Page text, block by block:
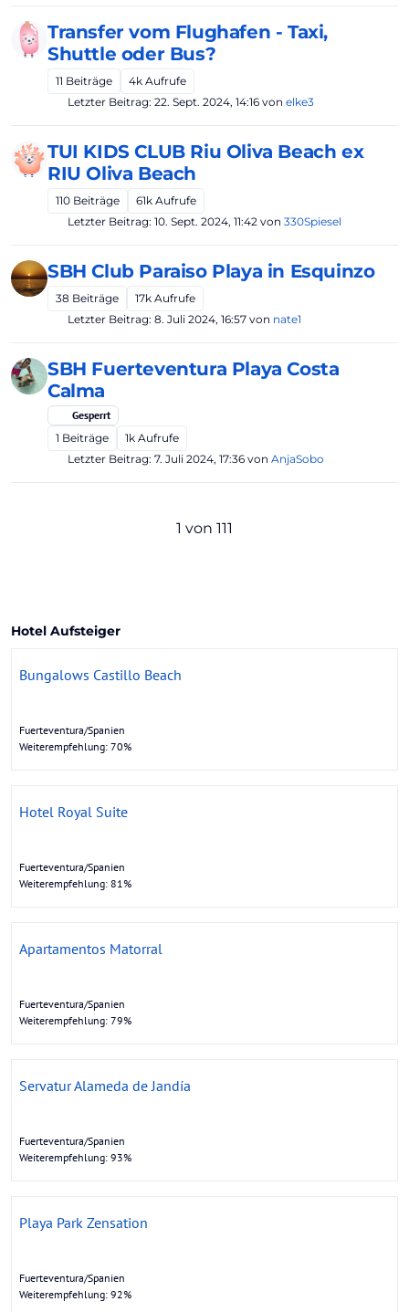
Transfer vom Flughafen - Taxi,
Shuttle oder Bus?
11 Beiträge 4k Aufrufe
Letzter Beitrag: 22. Sept. 2024, 14:16 von elke3
TUI KIDS CLUB Riu Oliva Beach ex
RIU Oliva Beach
110 Beiträge 61k Aufrufe
Letzter Beitrag: 10. Sept. 2024, 11:42 von 330Spiesel
SBH Club Paraiso Playa in Esquinzo
38 Beiträge 17k Aufrufe
Letzter Beitrag: 8. Juli 2024, 16:57 von nate1
SBH Fuerteventura Playa Costa
Calma
Gesperrt
1 Beiträge 1k Aufrufe
Letzter Beitrag: 7. Juli 2024, 17:36 von AnjaSobo
1 von 111
Hotel Aufsteiger
Bungalows Castillo Beach
Fuerteventura/Spanien
Weiterempfehlung: 70%
Hotel Royal Suite
Fuerteventura/Spanien
Weiterempfehlung: 81%
Apartamentos Matorral
Fuerteventura/Spanien
Weiterempfehlung: 79%
Servatur Alameda de Jandía
Fuerteventura/Spanien
Weiterempfehlung: 93%
Playa Park Zensation
Fuerteventura/Spanien
Weiterempfehlung: 92%